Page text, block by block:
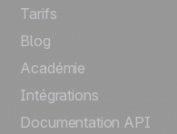
Português
Italiano
Tarifs
Blog
Académie
Intégrations
Documentation API